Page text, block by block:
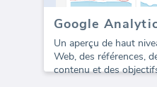
Google
Un aperçu de haut
Web, des références,
contenu et des